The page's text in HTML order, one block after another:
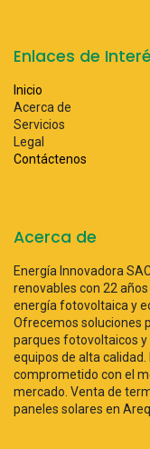
Enlaces de
Inicio
Acerca de
Servicios
Legal
Contáctenos
Acerca de
Energía Innovadora
renovables con 22
energía fotovoltaica y
Ofrecemos soluciones
parques fotovoltaicos
equipos de alta
comprometido con el
mercado. Venta de
paneles solares en